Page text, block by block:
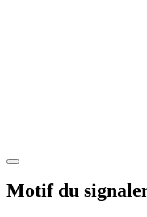
Motif du